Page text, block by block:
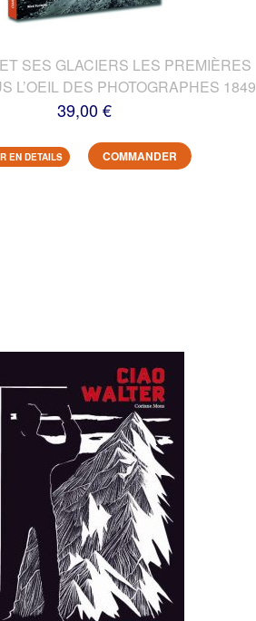
SES GLACIERS LES PREMIÈRES
L’OEIL DES PHOTOGRAPHES 1849
39,00 €
EN DETAILS COMMANDER